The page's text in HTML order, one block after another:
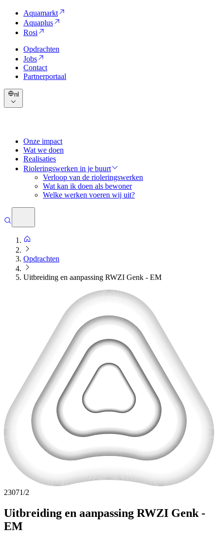
Aquamarkt
Aquaplus
Rosi
Opdrachten
Jobs
Contact
Partnerportaal
nl
Onze impact
Wat we doen
Realisaties
Rioleringswerken in je buurt
Verloop van de rioleringswerken
Wat kan ik doen als bewoner
Welke werken voeren wij uit?
Opdrachten
Uitbreiding en aanpassing RWZI Genk - EM
23071/2
Uitbreiding en aanpassing RWZI Genk -
EM